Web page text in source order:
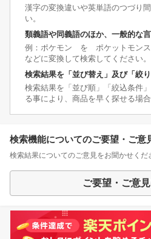
漢字の変換違いや英単語のつづり
い。
類義語や同義語のほか、一般的な
例：ポケモン を ポケットモンス
などに変換して検索してください。
検索結果を「並び替え」及び「絞
検索結果を「並び順」「絞込条件
る事により、商品を早く探せる場合
検索機能についてのご要望・ご意
検索結果についてのご意見をお聞かせくだ
ご要望・ご意